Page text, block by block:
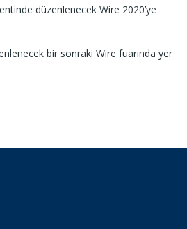
düzenlenecek Wire 2020’ye
bir sonraki Wire fuarında yer